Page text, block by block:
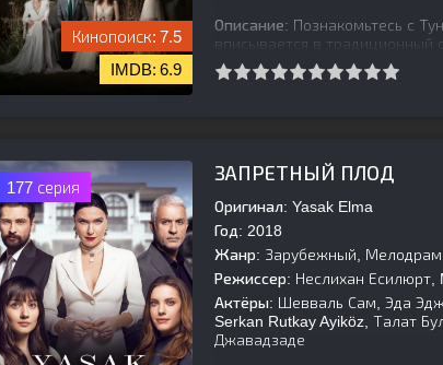
7.5
6.9
Описание: Познакомьтесь с
вписывается в традиционный
леди, талантливая парфюмер
177 серия
ЗАПРЕТНЫЙ ПЛОД
Оригинал: Yasak Elma
Год: 2018
Жанр: Зарубежный,
Режиссер: Неслихан Есилюрт,
Актёры: Шевваль Сам, Эда
Serkan Rutkay Ayiköz, Талат
Джавадзаде